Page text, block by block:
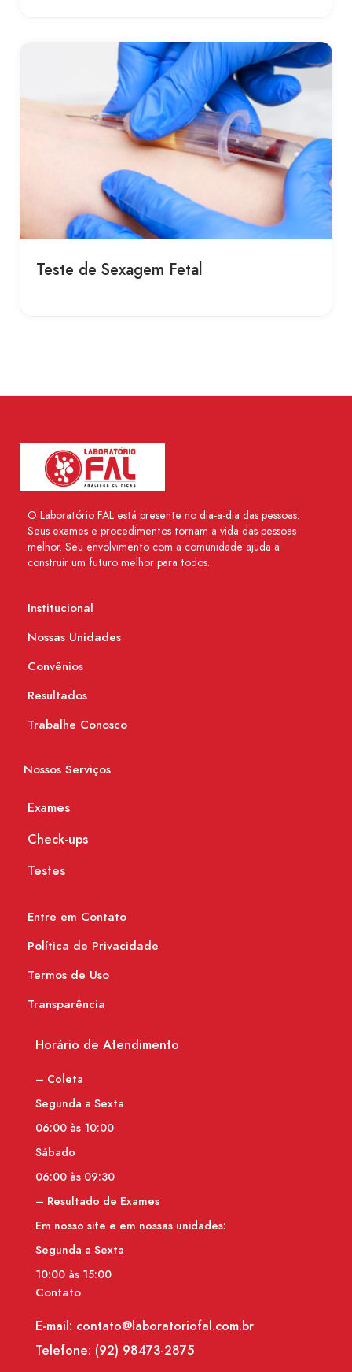
Teste de Sexagem Fetal
O Laboratório FAL está presente no dia-a-dia das pessoas.
Seus exames e procedimentos tornam a vida das pessoas
melhor. Seu envolvimento com a comunidade ajuda a
construir um futuro melhor para todos.
Institucional
Nossas Unidades
Convênios
Resultados
Trabalhe Conosco
Nossos Serviços
Exames
Check-ups
Testes
Entre em Contato
Política de Privacidade
Termos de Uso
Transparência
Horário de Atendimento
– Coleta
Segunda a Sexta
06:00 às 10:00
Sábado
06:00 às 09:30
– Resultado de Exames
Em nosso site e em nossas unidades:
Segunda a Sexta
10:00 às 15:00
Contato
E-mail: contato@laboratoriofal.com.br
Telefone: (92) 98473-2875